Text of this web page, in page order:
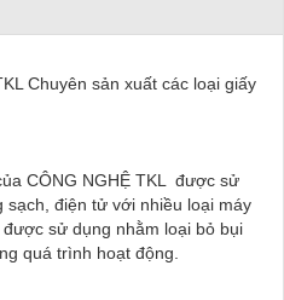
Chuyên sản xuất các loại giấy
CÔNG NGHỆ TKL được sử
sạch, điện tử với nhiều loại máy
sử dụng nhằm loại bỏ bụi
quá trình hoạt động.